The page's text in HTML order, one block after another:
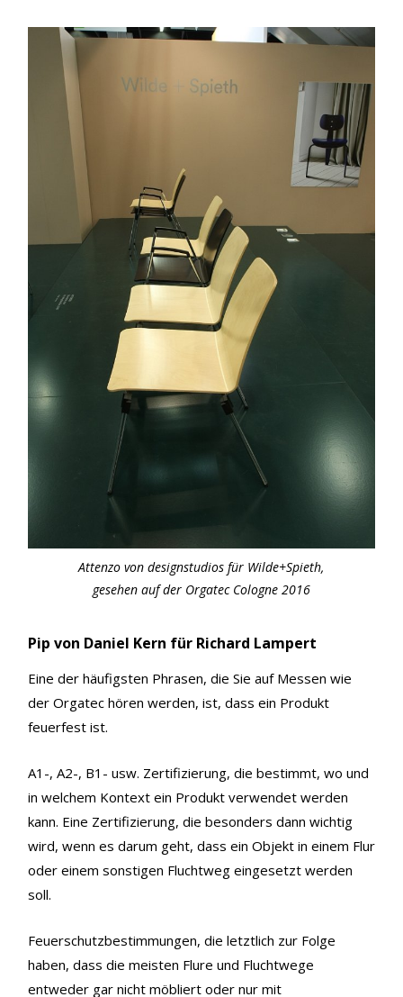
Attenzo von designstudios für Wilde+Spieth,
gesehen auf der Orgatec Cologne 2016
Pip von Daniel Kern für Richard Lampert
Eine der häufigsten Phrasen, die Sie auf Messen wie
der Orgatec hören werden, ist, dass ein Produkt
feuerfest ist.
A1-, A2-, B1- usw. Zertifizierung, die bestimmt, wo und
in welchem Kontext ein Produkt verwendet werden
kann. Eine Zertifizierung, die besonders dann wichtig
wird, wenn es darum geht, dass ein Objekt in einem Flur
oder einem sonstigen Fluchtweg eingesetzt werden
soll.
Feuerschutzbestimmungen, die letztlich zur Folge
haben, dass die meisten Flure und Fluchtwege
entweder gar nicht möbliert oder nur mit